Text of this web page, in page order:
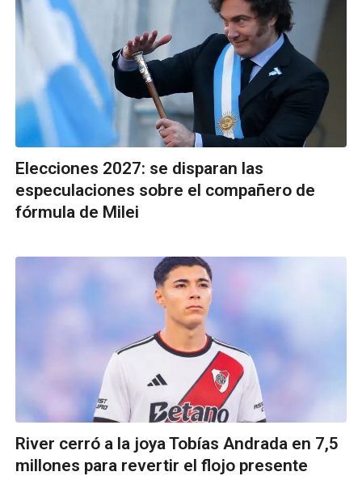
Elecciones 2027: se disparan las
especulaciones sobre el compañero de
fórmula de Milei
River cerró a la joya Tobías Andrada en 7,5
millones para revertir el flojo presente